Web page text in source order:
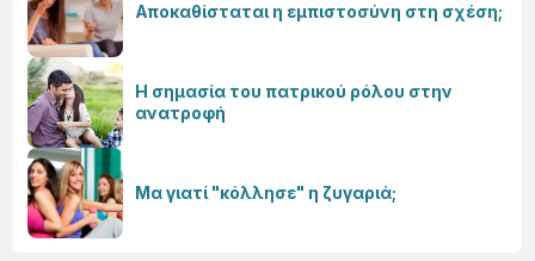
Αποκαθίσταται η εμπιστοσύνη στη σχέση;
Η σημασία του πατρικού ρόλου στην
ανατροφή
Μα γιατί "κόλλησε" η ζυγαριά;